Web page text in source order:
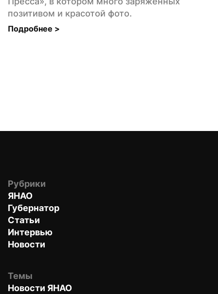
позитивом и красотой фото.
Подробнее >
Рубрики
ЯНАО
Губернатор
Статьи
Интервью
Новости
Темы
Новости ЯНАО